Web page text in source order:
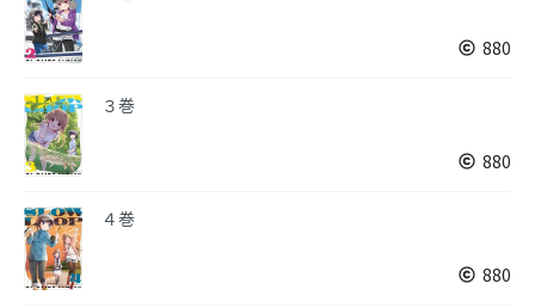
880
３巻
880
４巻
880